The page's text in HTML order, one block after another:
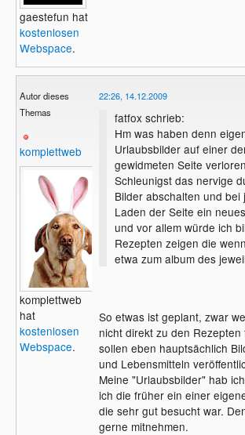
gaestefun hat
kostenlosen
Webspace.
Autor dieses
Themas
komplettweb
komplettweb
hat
kostenlosen
Webspace.
22:26, 14.12.2009
fatfox schrieb:
Hm was haben denn
Urlaubsbilder auf einer
gewidmeten Seite
Schleunigst das nervige
Bilder abschalten und bei
Laden der Seite ein
und vor allem würde ich
Rezepten zeigen die
etwa zum album des
Kochs oder idealerweise
So etwas ist geplant, zwar
nicht direkt zu den
sollen eben hauptsächlich
und Lebensmitteln
Meine "Urlaubsbilder" hab
ich die früher ein einer
die sehr gut besucht war.
gerne mitnehmen.